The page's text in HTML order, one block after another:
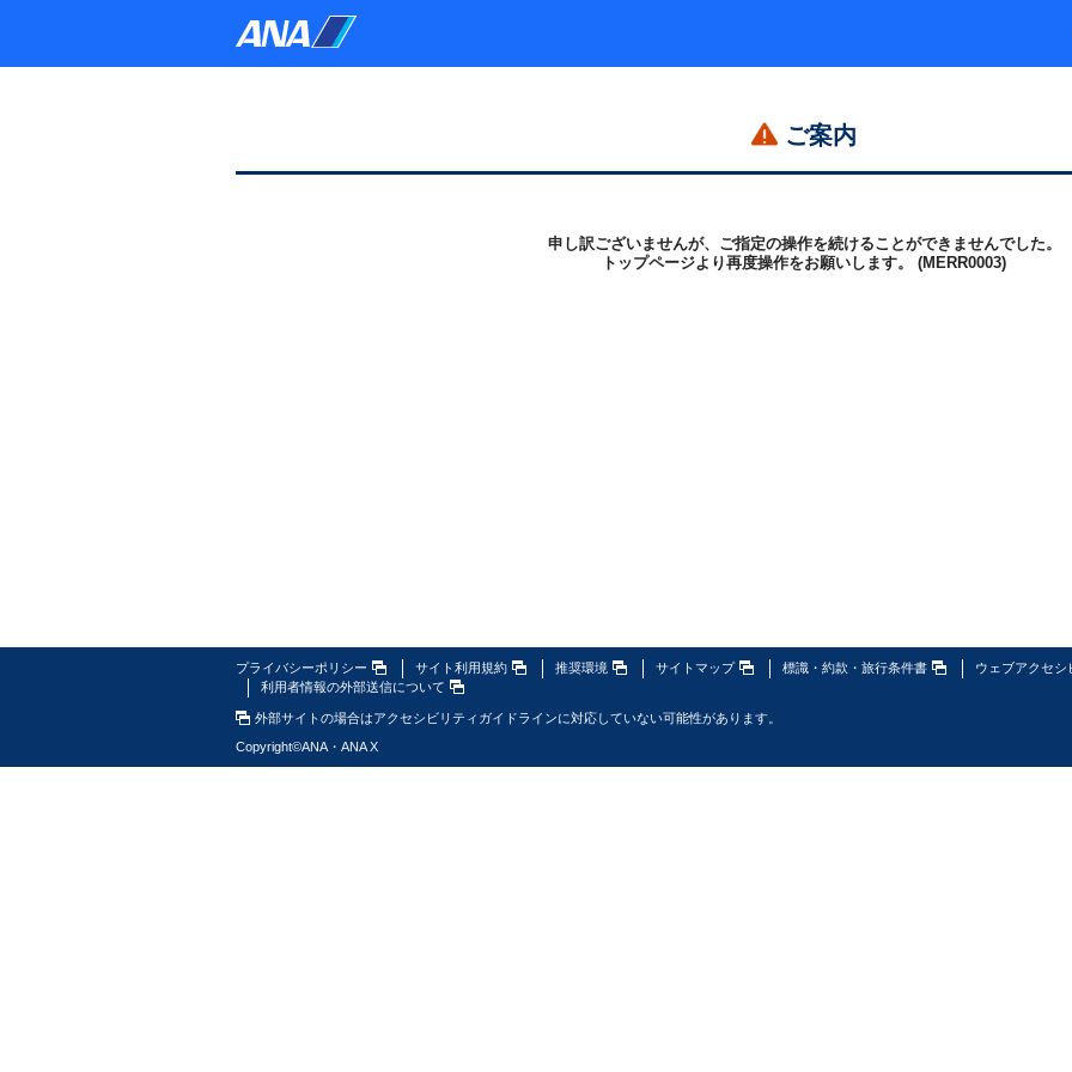
ご案内
申し訳ございませんが、ご指定の操作を続けることができませんでした。
トップページより再度操作をお願いします。 (MERR0003)
プライバシーポリシー サイト利用規約 推奨環境 サイトマップ 標識・約款・旅行条件書
ウェブアクセシ
利用者情報の外部送信について
外部サイトの場合はアクセシビリティガイドラインに対応していない可能性があります。
Copyright©ANA・ANA X